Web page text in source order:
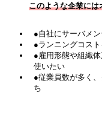
このような企業には
●自社にサーバメ
●ランニングコス
●雇用形態や組織
使いたい
●従業員数が多く
ち